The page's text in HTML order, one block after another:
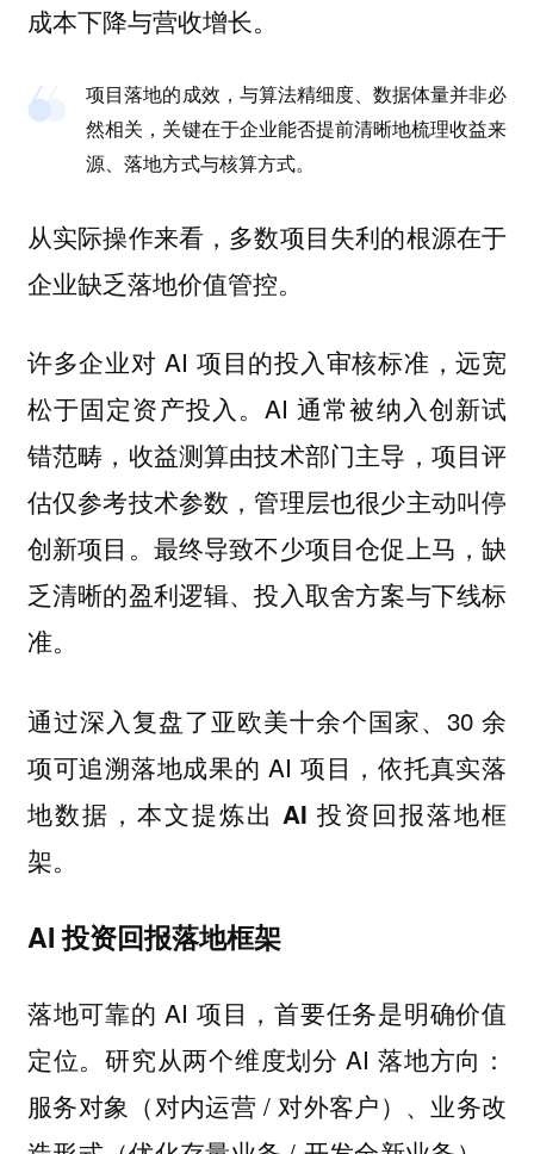
成本下降与营收增长。
项目落地的成效，与算法精细度、数据体量并非必
然相关，关键在于企业能否提前清晰地梳理收益来
源、落地方式与核算方式。
从实际操作来看，多数项目失利的根源在于
企业缺乏落地价值管控。
许多企业对 AI 项目的投入审核标准，远宽
松于固定资产投入。AI 通常被纳入创新试
错范畴，收益测算由技术部门主导，项目评
估仅参考技术参数，管理层也很少主动叫停
创新项目。最终导致不少项目仓促上马，缺
乏清晰的盈利逻辑、投入取舍方案与下线标
准。
通过深入复盘了亚欧美十余个国家、30 余
项可追溯落地成果的 AI 项目，依托真实落
地数据，本文提炼出AI 投资回报落地框
架。
AI 投资回报落地框架
落地可靠的 AI 项目，首要任务是明确价值
定位。研究从两个维度划分 AI 落地方向：
服务对象（对内运营 / 对外客户）、业务改